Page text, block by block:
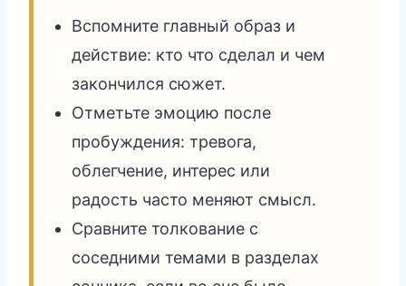
Вспомните главный образ и
действие: кто что сделал и чем
закончился сюжет.
Отметьте эмоцию после
пробуждения: тревога,
облегчение, интерес или
радость часто меняют смысл.
Сравните толкование с
соседними темами в разделах